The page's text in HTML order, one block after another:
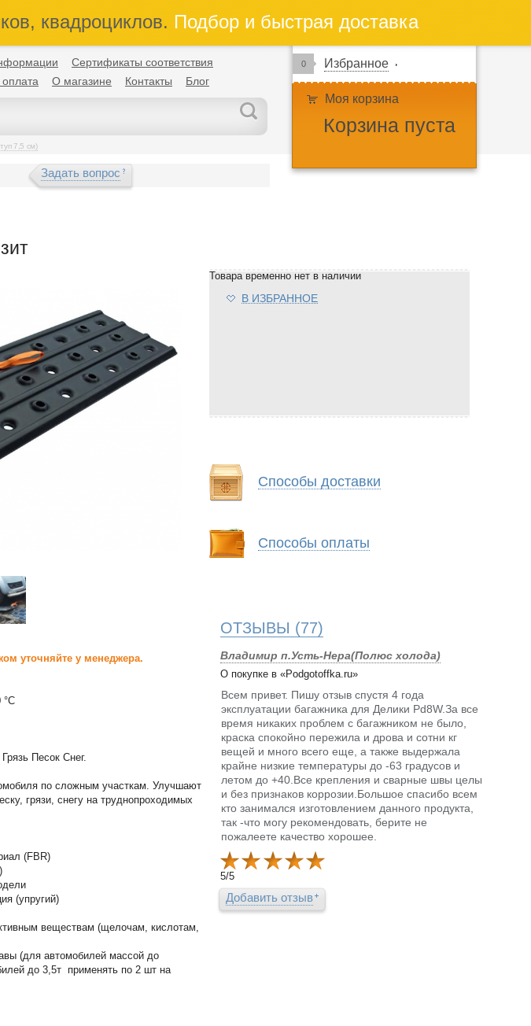
квадроциклов.Подбор и быстрая доставка
Сертификаты соответствия
оплата О магазине Контакты Блог
7,5 см)
0 Избранное
Моя корзина
Корзина пуста
Задать вопрос
уточняйте у менеджера.
°С
Песок Снег.
по сложным участкам. Улучшают
грязи, снегу на труднопроходимых
(FBR)
(упругий)
веществам (щелочам, кислотам,
(для автомобилей массой до
до 3,5т применять по 2 шт на
Товара временно нет в наличии
В ИЗБРАННОЕ
Способы доставки
Способы оплаты
ОТЗЫВЫ (77)
Владимир п.Усть-Нера(Полюс холода)
О покупке в «Podgotoffka.ru»
Всем привет. Пишу отзыв спустя 4 года
эксплуатации багажника для Делики Pd8W.За все
время никаких проблем с багажником не было,
краска спокойно пережила и дрова и сотни кг
вещей и много всего еще, а также выдержала
крайне низкие температуры до -63 градусов и
летом до +40.Все крепления и сварные швы целы
и без признаков коррозии.Большое спасибо всем
кто занимался изготовлением данного продукта,
так -что могу рекомендовать, берите не
пожалеете качество хорошее.
5/5
Добавить отзыв